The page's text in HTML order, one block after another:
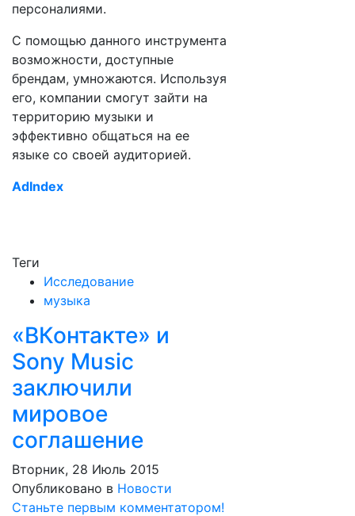
персоналиями.
С помощью данного инструмента
возможности, доступные
брендам, умножаются. Используя
его, компании смогут зайти на
территорию музыки и
эффективно общаться на ее
языке со своей аудиторией.
AdIndex
Теги
Исследование
музыка
«ВКонтакте» и
Sony Music
заключили
мировое
соглашение
Вторник, 28 Июль 2015
Опубликовано в Новости
Станьте первым комментатором!